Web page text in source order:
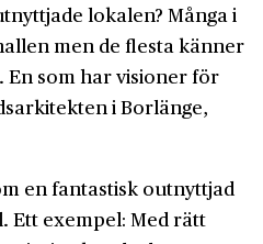
lokalen? Många i
men de flesta känner
En som har visioner för
i Borlänge,
en fantastisk outnyttjad
Ett exempel: Med rätt